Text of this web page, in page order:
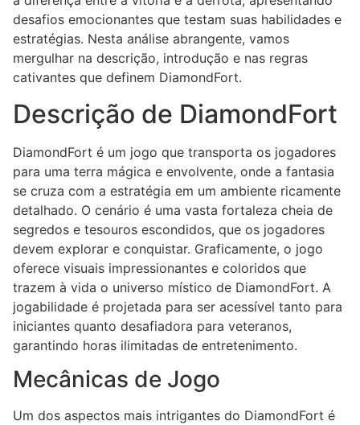
desafios emocionantes que testam suas habilidades e
estratégias. Nesta análise abrangente, vamos
mergulhar na descrição, introdução e nas regras
cativantes que definem DiamondFort.
Descrição de DiamondFort
DiamondFort é um jogo que transporta os jogadores
para uma terra mágica e envolvente, onde a fantasia
se cruza com a estratégia em um ambiente ricamente
detalhado. O cenário é uma vasta fortaleza cheia de
segredos e tesouros escondidos, que os jogadores
devem explorar e conquistar. Graficamente, o jogo
oferece visuais impressionantes e coloridos que
trazem à vida o universo místico de DiamondFort. A
jogabilidade é projetada para ser acessível tanto para
iniciantes quanto desafiadora para veteranos,
garantindo horas ilimitadas de entretenimento.
Mecânicas de Jogo
Um dos aspectos mais intrigantes do DiamondFort é